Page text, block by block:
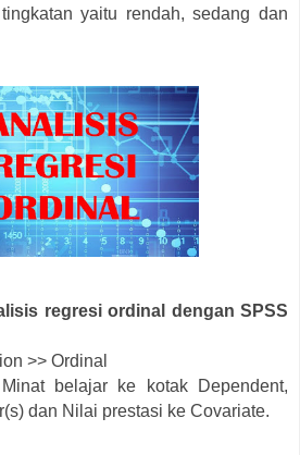
yaitu rendah, sedang dan
regresi ordinal dengan SPSS
>> Ordinal
belajar ke kotak Dependent,
dan Nilai prestasi ke Covariate.